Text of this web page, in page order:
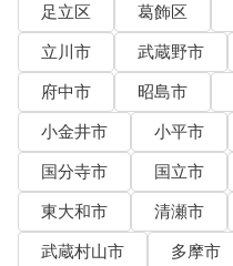
足立区
葛飾区
立川市
武蔵野市
府中市
昭島市
小金井市
小平市
国分寺市
国立市
東大和市
清瀬市
武蔵村山市
多摩市